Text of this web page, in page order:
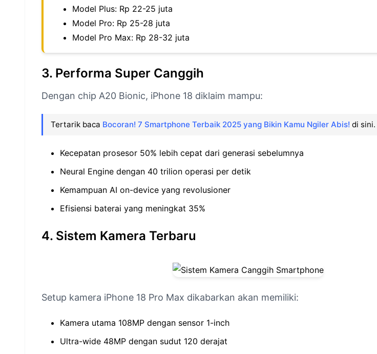
Model Plus: Rp 22-25 juta
Model Pro: Rp 25-28 juta
Model Pro Max: Rp 28-32 juta
3. Performa Super Canggih
Dengan chip A20 Bionic, iPhone 18 diklaim mampu:
Tertarik baca Bocoran! 7 Smartphone Terbaik 2025 yang Bikin Kamu Ngiler Abis! di sini.
Kecepatan prosesor 50% lebih cepat dari generasi sebelumnya
Neural Engine dengan 40 trilion operasi per detik
Kemampuan AI on-device yang revolusioner
Efisiensi baterai yang meningkat 35%
4. Sistem Kamera Terbaru
Setup kamera iPhone 18 Pro Max dikabarkan akan memiliki:
Kamera utama 108MP dengan sensor 1-inch
Ultra-wide 48MP dengan sudut 120 derajat